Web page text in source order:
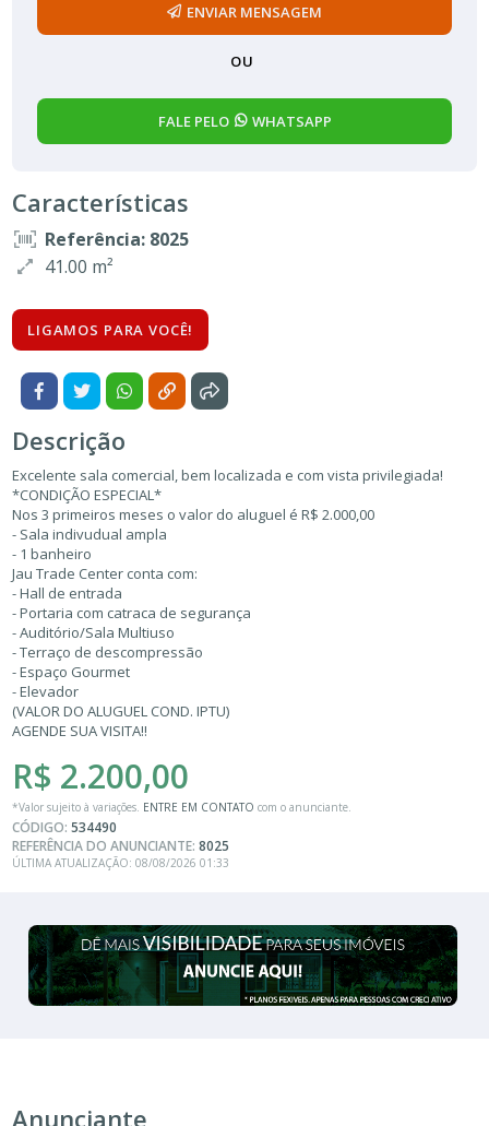
ENVIAR MENSAGEM
OU
FALE PELO WHATSAPP
Características
Referência: 8025
41.00 m²
LIGAMOS PARA VOCÊ!
Descrição
Excelente sala comercial, bem localizada e com vista privilegiada!
*CONDIÇÃO ESPECIAL*
Nos 3 primeiros meses o valor do aluguel é R$ 2.000,00
- Sala indivudual ampla
- 1 banheiro
Jau Trade Center conta com:
- Hall de entrada
- Portaria com catraca de segurança
- Auditório/Sala Multiuso
- Terraço de descompressão
- Espaço Gourmet
- Elevador
(VALOR DO ALUGUEL COND. IPTU)
AGENDE SUA VISITA!!
R$ 2.200,00
*Valor sujeito à variações. ENTRE EM CONTATO com o anunciante.
CÓDIGO:534490
REFERÊNCIA DO ANUNCIANTE:8025
ÚLTIMA ATUALIZAÇÃO: 08/08/2026 01:33
Anunciante